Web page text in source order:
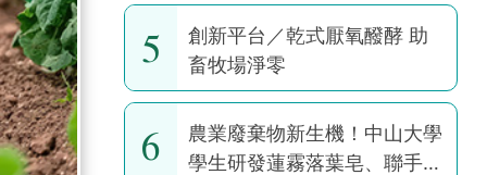
5
創新平台／乾式厭氧醱酵 助
畜牧場淨零
6
農業廢棄物新生機！中山大學
學生研發蓮霧落葉皂、聯手果